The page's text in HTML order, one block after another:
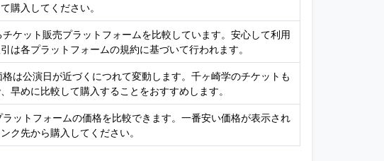
購入してください。
ケット販売プラットフォームを比較しています。安心して利用
は各プラットフォームの規約に基づいて行われます。
は公演日が近づくにつれて変動します。千ヶ崎学のチケットも
早めに比較して購入することをおすすめします。
ットフォームの価格を比較できます。一番安い価格が表示され
ク先から購入してください。